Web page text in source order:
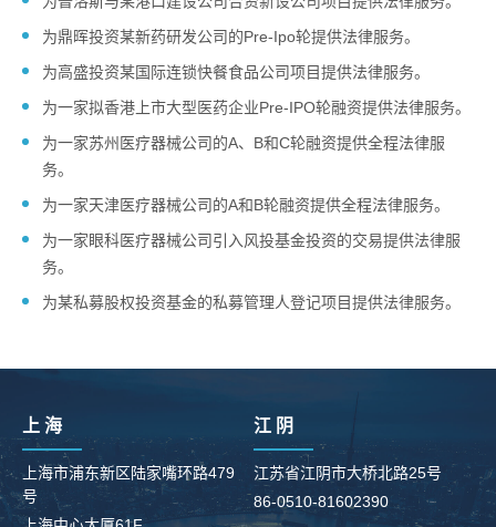
为鼎晖投资某新药研发公司的Pre-Ipo轮提供法律服务。
为高盛投资某国际连锁快餐食品公司项目提供法律服务。
为一家拟香港上市大型医药企业Pre-IPO轮融资提供法律服务。
为一家苏州医疗器械公司的A、B和C轮融资提供全程法律服
务。
为一家天津医疗器械公司的A和B轮融资提供全程法律服务。
为一家眼科医疗器械公司引入风投基金投资的交易提供法律服
务。
为某私募股权投资基金的私募管理人登记项目提供法律服务。
上 海
上海市浦东新区陆家嘴环路479
号
江 阴
江苏省江阴市大桥北路25号
86-0510-81602390